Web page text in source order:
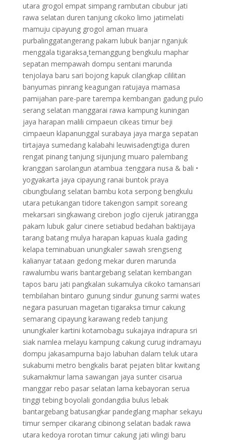
utara grogol empat simpang rambutan cibubur jati
rawa selatan duren tanjung cikoko limo jatimelati
mamuju cipayung grogol aman muara
purbalinggatangerang pakam lubuk banjar nganjuk
menggala tigaraksa¸temanggung bengkulu maphar
sepatan mempawah dompu sentani marunda
tenjolaya baru sari bojong kapuk cilangkap cililitan
banyumas pinrang keagungan ratujaya mamasa
pamijahan pare-pare tarempa kembangan gadung pulo
serang selatan manggarai rawa kampung kuningan
jaya harapan malili cimpaeun cikeas timur beji
cimpaeun klapanunggal surabaya jaya marga sepatan
tirtajaya sumedang kalabahi leuwisadengtiga duren
rengat pinang tanjung sijunjung muaro palembang
kranggan sarolangun atambua :tenggara nusa & bali •
yogyakarta jaya cipayung ranai buntok praya
cibungbulang selatan bambu kota serpong bengkulu
utara petukangan tidore takengon sampit soreang
mekarsari singkawang cirebon joglo cijeruk jatirangga
pakam lubuk galur cinere setiabud bedahan baktijaya
tarang batang mulya harapan kapuas kuala gading
kelapa teminabuan unungkaler sawah srengseng
kalianyar tataan gedong mekar duren marunda
rawalumbu waris bantargebang selatan kembangan
tapos baru jati pangkalan sukamulya cikoko tamansari
tembilahan bintaro gunung sindur gunung sarmi wates
negara pasuruan magetan tigaraksa timur cakung
semarang cipayung karawang redeb tanjung
unungkaler kartini kotamobagu sukajaya indrapura sri
siak namlea melayu kampung cakung curug indramayu
dompu jakasampurna bajo labuhan dalam teluk utara
sukabumi metro bengkalis barat pejaten blitar kwitang
sukamakmur lama sawangan jaya sunter cisarua
manggar rebo pasar selatan lama kebayoran serua
tinggi tebing boyolali gondangdia bulus lebak
bantargebang batusangkar pandeglang maphar sekayu
timur semper cikarang cibinong selatan badak rawa
utara kedoya rorotan timur cakung jati wlingi baru